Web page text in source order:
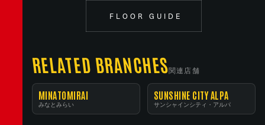
FLOOR GUIDE
RELATED BRANCHES関連店舗
MINATOMIRAI
みなとみらい
SUNSHINE CITY ALPA
サンシャインシティ・アルパ